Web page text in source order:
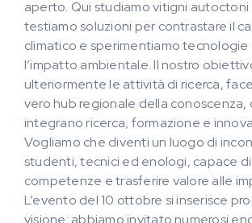
aperto. Qui studiamo vitigni autoctoni
testiamo soluzioni per contrastare il
climatico e sperimentiamo tecnologie
l’impatto ambientale. Il nostro
ulteriormente le attività di ricerca,
vero hub regionale della conoscenza,
integrano ricerca, formazione e
Vogliamo che diventi un luogo di
studenti, tecnici ed enologi, capace
competenze e trasferire valore alle
L’evento del 10 ottobre si inserisce